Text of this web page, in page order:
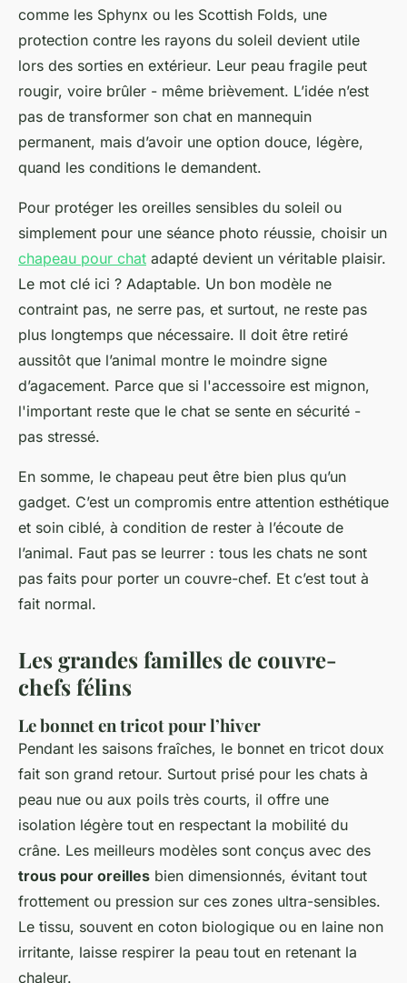
comme les Sphynx ou les Scottish Folds, une
protection contre les rayons du soleil devient utile
lors des sorties en extérieur. Leur peau fragile peut
rougir, voire brûler - même brièvement. L’idée n’est
pas de transformer son chat en mannequin
permanent, mais d’avoir une option douce, légère,
quand les conditions le demandent.
Pour protéger les oreilles sensibles du soleil ou
simplement pour une séance photo réussie, choisir un
chapeau pour chat adapté devient un véritable plaisir.
Le mot clé ici ? Adaptable. Un bon modèle ne
contraint pas, ne serre pas, et surtout, ne reste pas
plus longtemps que nécessaire. Il doit être retiré
aussitôt que l’animal montre le moindre signe
d’agacement. Parce que si l'accessoire est mignon,
l'important reste que le chat se sente en sécurité -
pas stressé.
En somme, le chapeau peut être bien plus qu’un
gadget. C’est un compromis entre attention esthétique
et soin ciblé, à condition de rester à l’écoute de
l’animal. Faut pas se leurrer : tous les chats ne sont
pas faits pour porter un couvre-chef. Et c’est tout à
fait normal.
Les grandes familles de couvre-
chefs félins
Le bonnet en tricot pour l’hiver
Pendant les saisons fraîches, le bonnet en tricot doux
fait son grand retour. Surtout prisé pour les chats à
peau nue ou aux poils très courts, il offre une
isolation légère tout en respectant la mobilité du
crâne. Les meilleurs modèles sont conçus avec des
trous pour oreilles bien dimensionnés, évitant tout
frottement ou pression sur ces zones ultra-sensibles.
Le tissu, souvent en coton biologique ou en laine non
irritante, laisse respirer la peau tout en retenant la
chaleur.